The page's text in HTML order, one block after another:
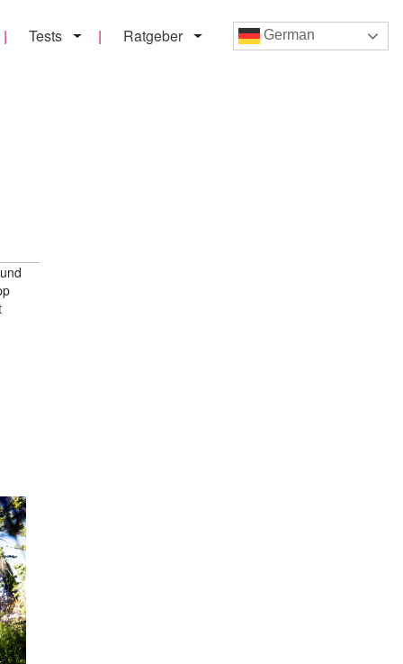
Tests Ratgeber German